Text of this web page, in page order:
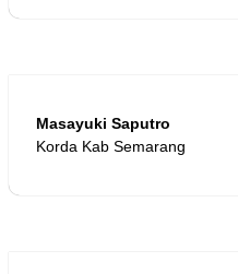
Masayuki Saputro
Korda Kab Semarang